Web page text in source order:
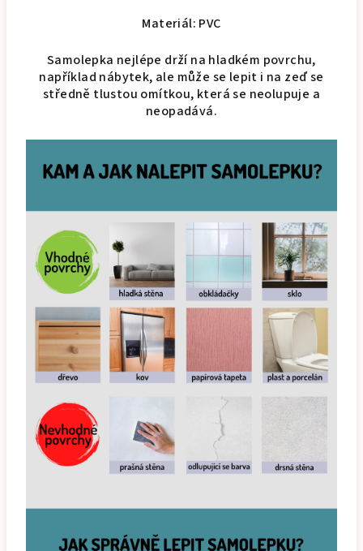
Materiál: PVC
Samolepka nejlépe drží na hladkém povrchu,
například nábytek, ale může se lepit i na zeď se
středně tlustou omítkou, která se neolupuje a
neopadává.